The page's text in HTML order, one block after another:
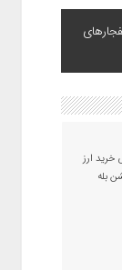
خرید ارز
بله